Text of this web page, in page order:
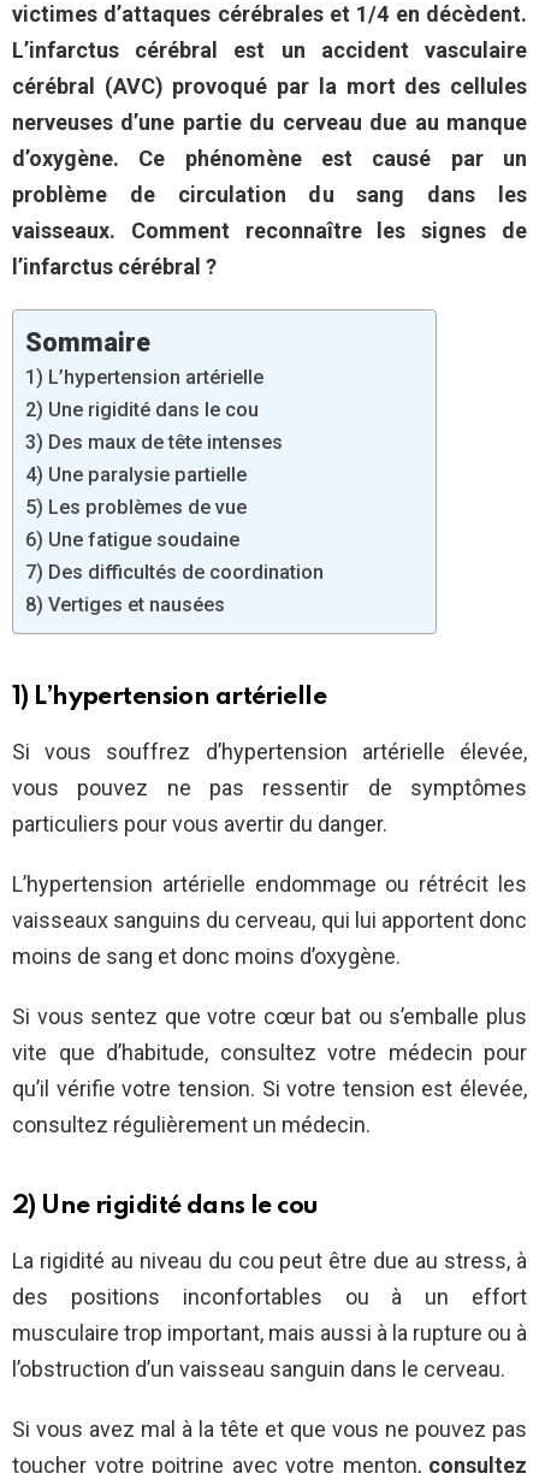
victimes d’attaques cérébrales et 1/4 en décèdent.
L’infarctus cérébral est un accident vasculaire
cérébral (AVC) provoqué par la mort des cellules
nerveuses d’une partie du cerveau due au manque
d’oxygène. Ce phénomène est causé par un
problème de circulation du sang dans les
vaisseaux. Comment reconnaître les signes de
l’infarctus cérébral ?
Sommaire
1) L’hypertension artérielle
2) Une rigidité dans le cou
3) Des maux de tête intenses
4) Une paralysie partielle
5) Les problèmes de vue
6) Une fatigue soudaine
7) Des difficultés de coordination
8) Vertiges et nausées
1) L’hypertension artérielle
Si vous souffrez d’hypertension artérielle élevée,
vous pouvez ne pas ressentir de symptômes
particuliers pour vous avertir du danger.
L’hypertension artérielle endommage ou rétrécit les
vaisseaux sanguins du cerveau, qui lui apportent donc
moins de sang et donc moins d’oxygène.
Si vous sentez que votre cœur bat ou s’emballe plus
vite que d’habitude, consultez votre médecin pour
qu’il vérifie votre tension. Si votre tension est élevée,
consultez régulièrement un médecin.
2) Une rigidité dans le cou
La rigidité au niveau du cou peut être due au stress, à
des positions inconfortables ou à un effort
musculaire trop important, mais aussi à la rupture ou à
l’obstruction d’un vaisseau sanguin dans le cerveau.
Si vous avez mal à la tête et que vous ne pouvez pas
toucher votre poitrine avec votre menton, consultez